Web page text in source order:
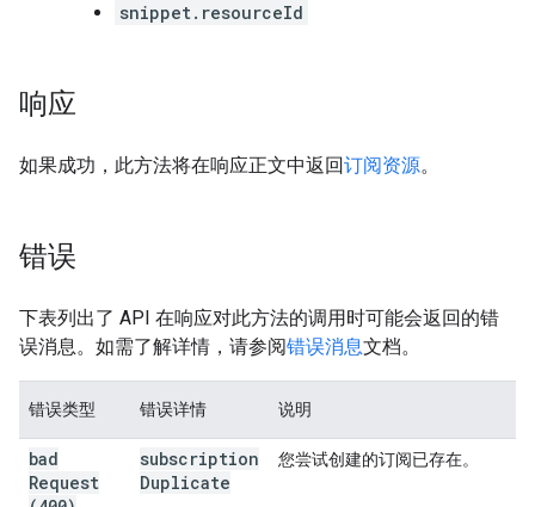
snippet.resourceId
响应
如果成功，此方法将在响应正文中返回订阅资源。
错误
下表列出了 API 在响应对此方法的调用时可能会返回的错
误消息。如需了解详情，请参阅错误消息文档。
错误类型 错误详情 说明
bad
Request
subscription
Duplicate
您尝试创建的订阅已存在。